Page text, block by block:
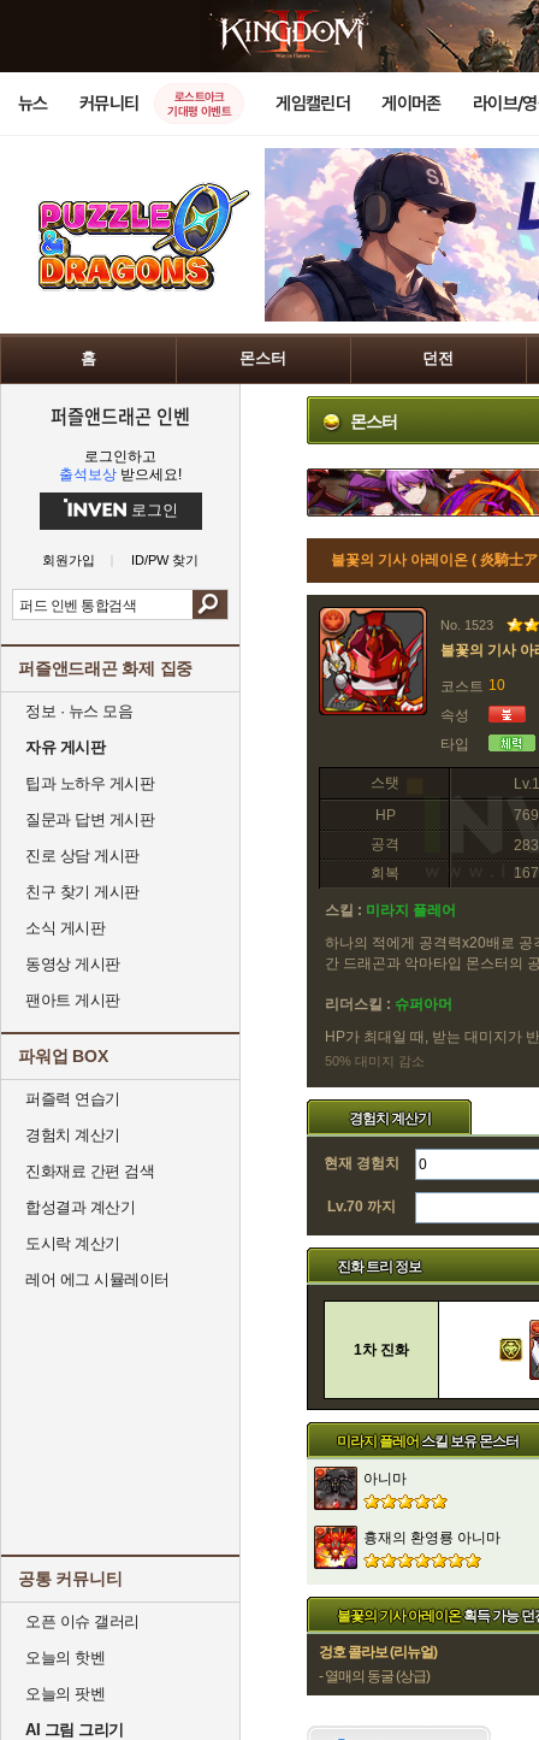
뉴스 커뮤니티
로스트아크
기대평 이벤트
게임캘린더 게이머존 라이브/
홈 몬스터 던전
퍼즐앤드래곤 인벤
로그인하고
출석보상 받으세요!
로그인
회원가입 ID/PW 찾기
퍼즐앤드래곤 화제 집중
정보 · 뉴스 모음
자유 게시판
팁과 노하우 게시판
질문과 답변 게시판
진로 상담 게시판
친구 찾기 게시판
소식 게시판
동영상 게시판
팬아트 게시판
파워업 BOX
퍼즐력 연습기
경험치 계산기
진화재료 간편 검색
합성결과 계산기
도시락 계산기
레어 에그 시뮬레이터
공통 커뮤니티
오픈 이슈 갤러리
오늘의 핫벤
오늘의 팟벤
AI 그림 그리기
몬스터
불꽃의 기사 아레이온 ( 炎騎士
No. 1523
불꽃의 기사 아
코스트 10
속성
타입
스탯
Lv.1
HP
769
공격
283
회복
167
스킬 : 미라지 플레어
하나의 적에게 공격력x20배로
간 드래곤과 악마타입 몬스터의
리더스킬 : 슈퍼아머
HP가 최대일 때, 받는 대미지가
50% 대미지 감소
경험치 계산기
현재 경험치
Lv.70 까지
진화 트리 정보
1차 진화
미라지 플레어스킬 보유 몬스터
아니마
흉재의 환영룡 아니마
불꽃의 기사 아레이온획득 가능 던
겅호 콜라보 (리뉴얼)
- 열매의 동굴 (상급)